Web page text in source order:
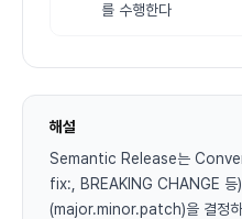
를 수행한다
해설
Semantic Release는
fix:, BREAKING CHANGE 등)
(major.minor.patch)을 결정하